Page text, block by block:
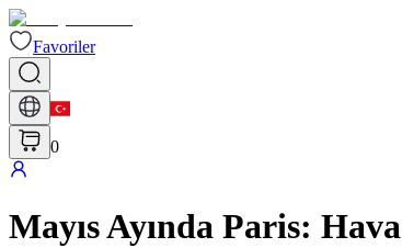
Favoriler
0
Mayıs Ayında Paris: